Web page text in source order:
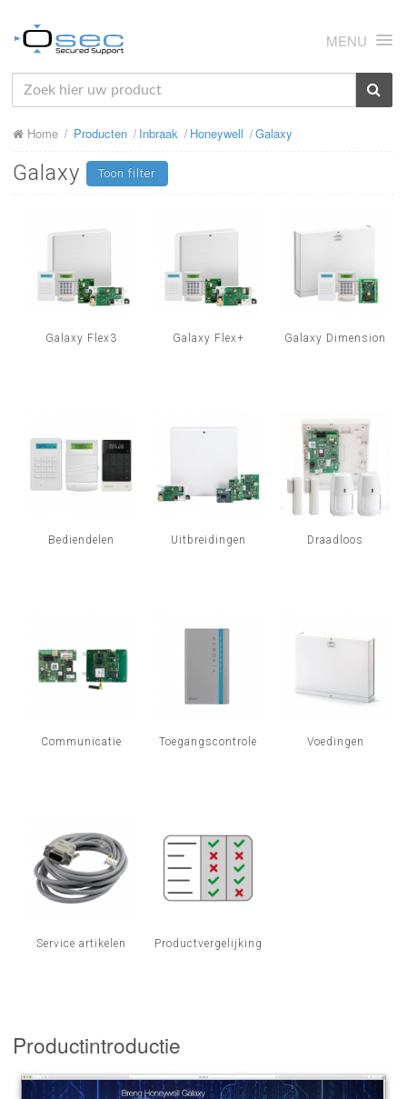
MENU
HOME
OVER ONS
NIEUWS
RMA
MIJN OSEC
Home Producten Inbraak Honeywell Galaxy
Galaxy Toon filter
Galaxy Flex3 Galaxy Flex+ Galaxy Dimension
Bediendelen Uitbreidingen Draadloos
Communicatie Toegangscontrole Voedingen
Service artikelen Productvergelijking
Productintroductie